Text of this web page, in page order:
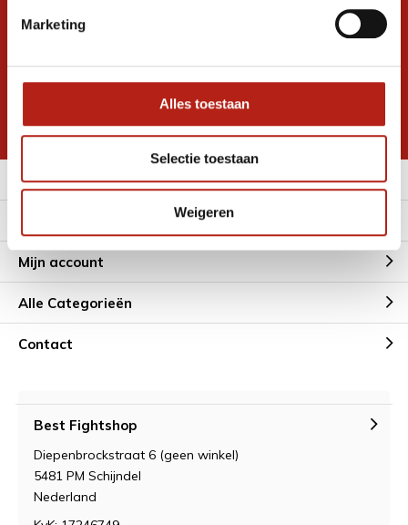
Marketing
Alles toestaan
Selectie toestaan
Weigeren
Ontvang de nieuwste aanbiedingen en
Inschrijven voor
* Lees hier de wettelijke beperkingen
Meer informatie
Mijn account
Alle Categorieën
Contact
Best Fightshop
Diepenbrockstraat 6 (geen winkel)
5481 PM Schijndel
Nederland